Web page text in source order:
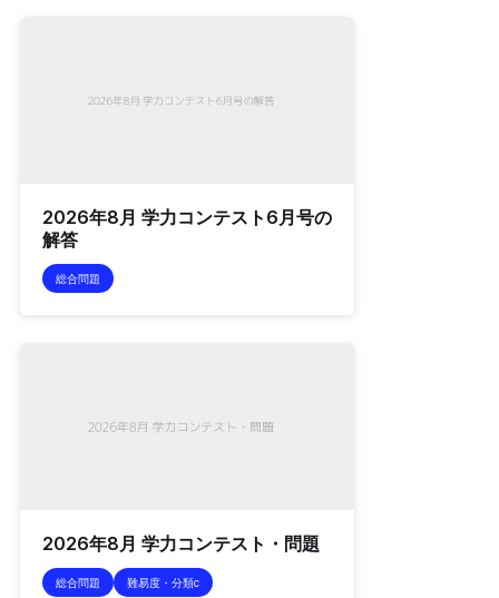
2026年8月 学力コンテスト6月号の
解答
総合問題
2026年8月 学力コンテスト・問題
総合問題 難易度・分類c